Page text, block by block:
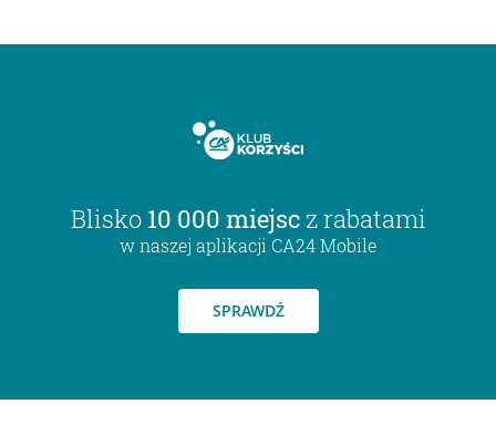
Blisko 10 000 miejsc z rabatami
w naszej aplikacji CA24 Mobile
SPRAWDŹ